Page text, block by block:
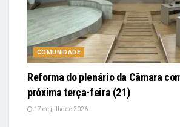
COMUNIDADE
Reforma do plenário da Câmara
próxima terça-feira (21)
17 de julho de 2026